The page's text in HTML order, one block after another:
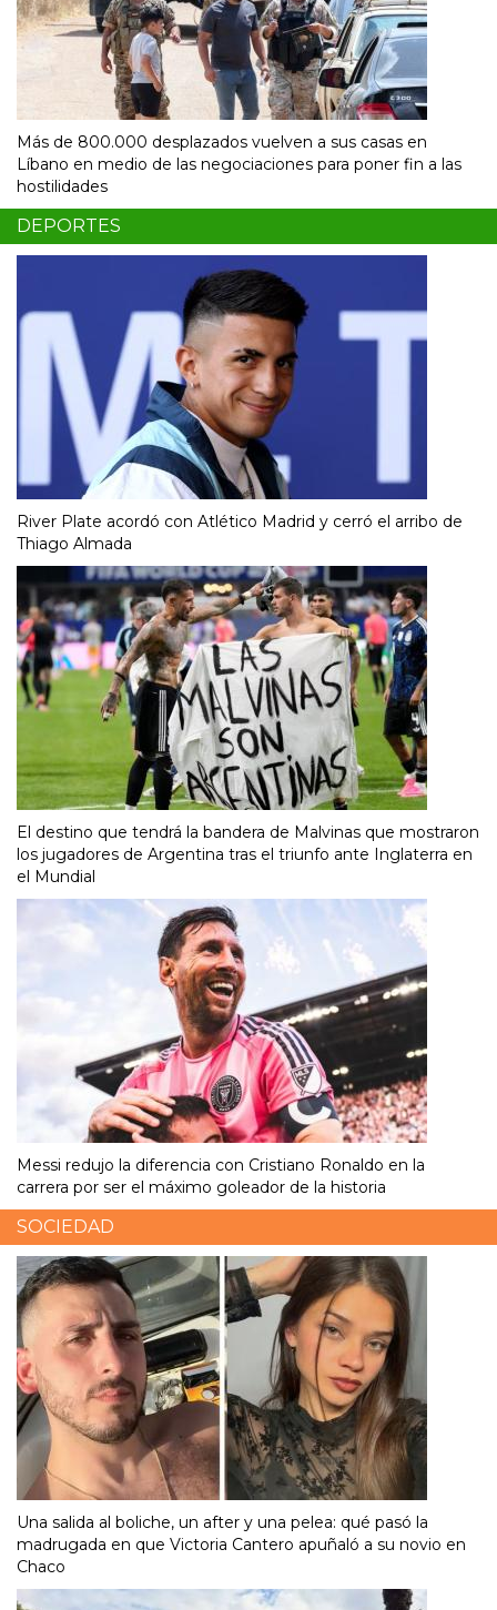
Más de 800.000 desplazados vuelven a sus casas en
Líbano en medio de las negociaciones para poner fin a las
hostilidades
DEPORTES
River Plate acordó con Atlético Madrid y cerró el arribo de
Thiago Almada
El destino que tendrá la bandera de Malvinas que mostraron
los jugadores de Argentina tras el triunfo ante Inglaterra en
el Mundial
Messi redujo la diferencia con Cristiano Ronaldo en la
carrera por ser el máximo goleador de la historia
SOCIEDAD
Una salida al boliche, un after y una pelea: qué pasó la
madrugada en que Victoria Cantero apuñaló a su novio en
Chaco